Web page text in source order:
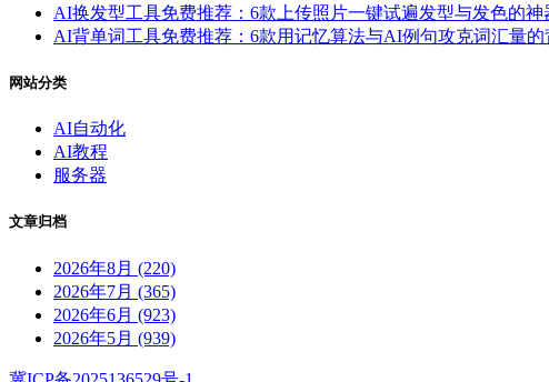
AI换发型工具免费推荐：6款上传照片一键试遍发型与发色的
AI背单词工具免费推荐：6款用记忆算法与AI例句攻克词汇量
网站分类
AI自动化
AI教程
服务器
文章归档
2026年8月 (220)
2026年7月 (365)
2026年6月 (923)
2026年5月 (939)